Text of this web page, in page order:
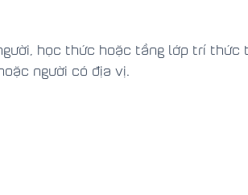
học thức hoặc tầng lớp trí thức
người có địa vị.